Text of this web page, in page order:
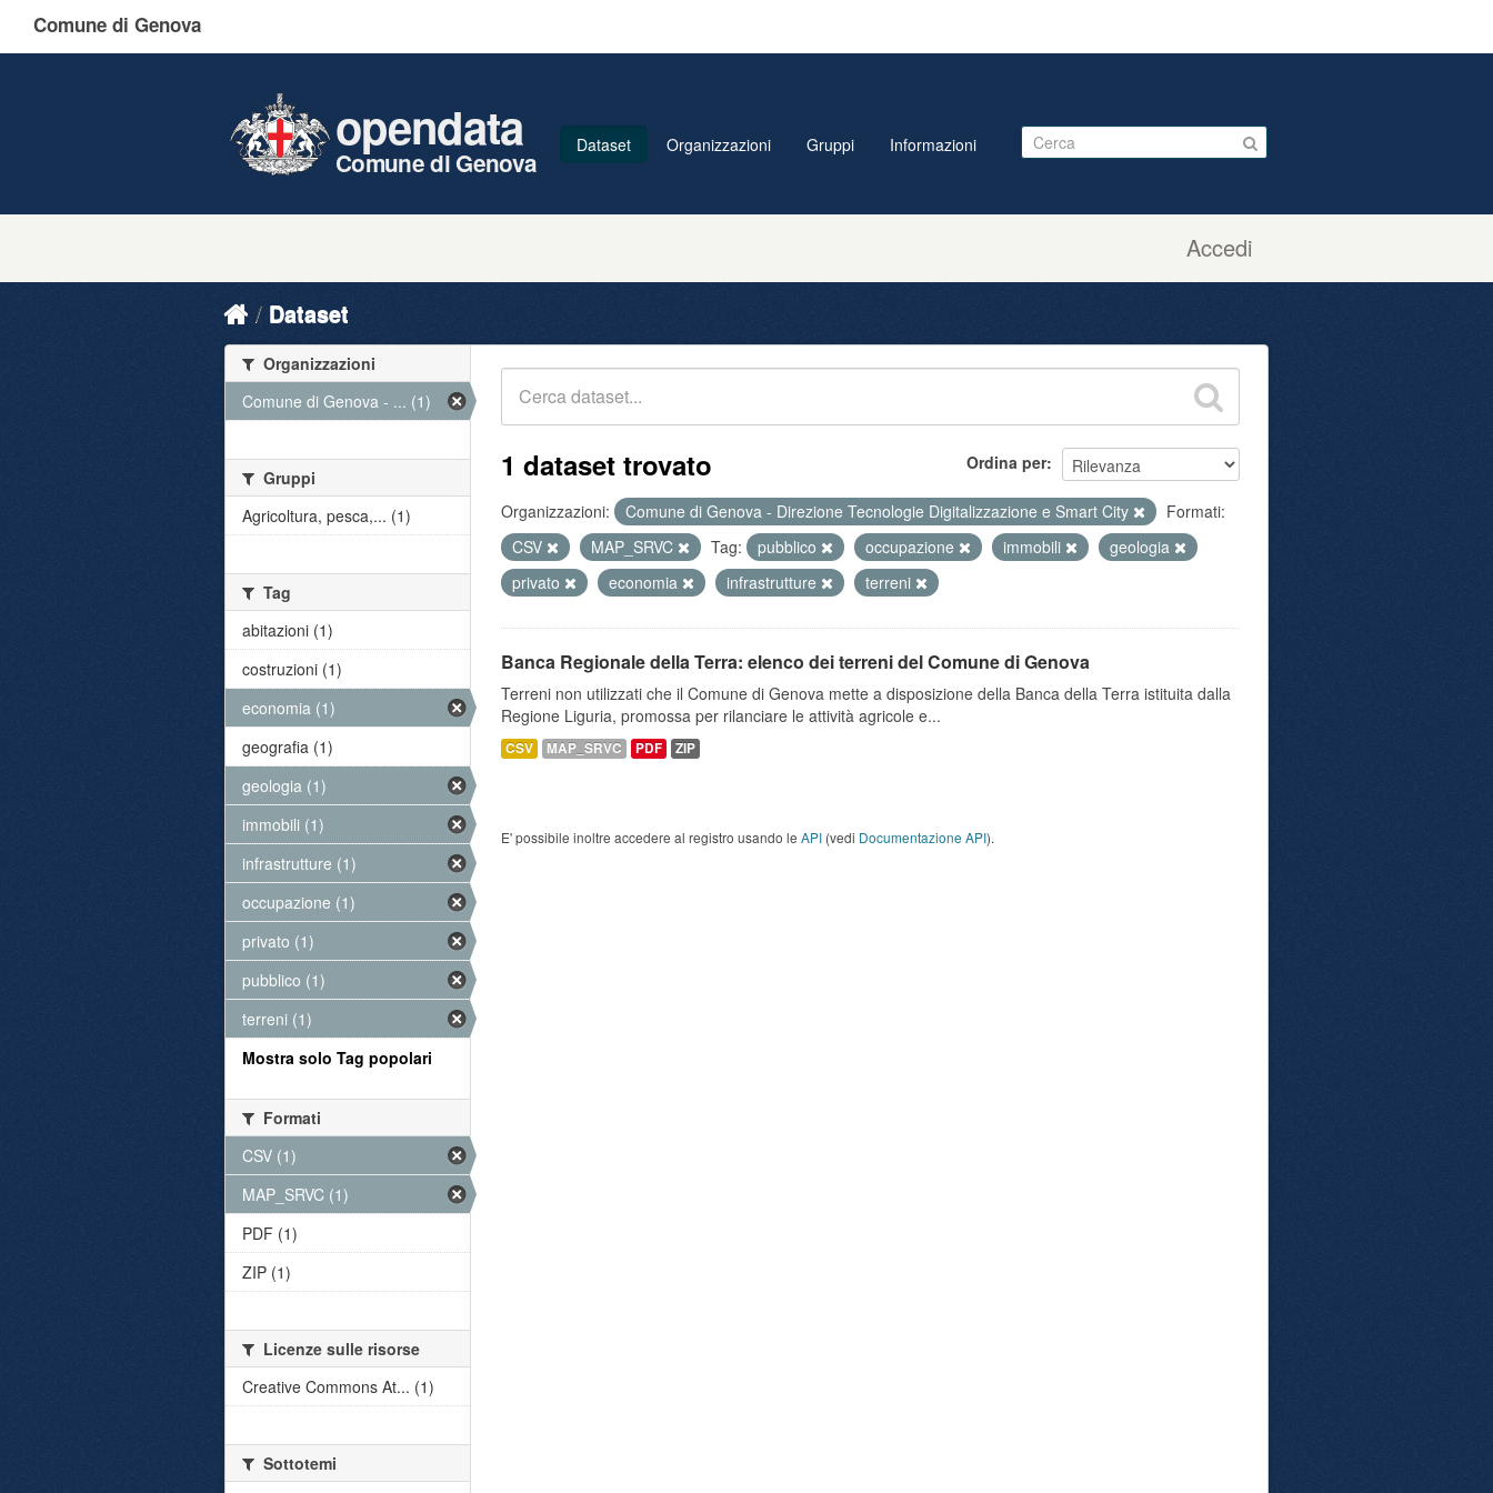
Comune di Genova
Accedi
opendata
Comune di Genova
Dataset Organizzazioni Gruppi Informazioni
Dataset
Ordina per
1 dataset trovato
Organizzazioni: Comune di Genova - Direzione Tecnologie Digitalizzazione e Smart City
Formati:
CSV
MAP_SRVC Tag: pubblico occupazione immobili
geologia
privato
economia infrastrutture terreni
Banca Regionale della Terra: elenco dei terreni del Comune di Genova
Terreni non utilizzati che il Comune di Genova mette a disposizione della Banca della Terra istituita dalla
Regione Liguria, promossa per rilanciare le attività agricole e...
CSV MAP_SRVC PDF ZIP
E' possibile inoltre accedere al registro usando le API (vedi Documentazione API).
Organizzazioni
Comune di Genova - ... (1)
Gruppi
Agricoltura, pesca,... (1)
Tag
abitazioni (1)
costruzioni (1)
economia (1)
geografia (1)
geologia (1)
immobili (1)
infrastrutture (1)
occupazione (1)
privato (1)
pubblico (1)
terreni (1)
Mostra solo Tag popolari
Formati
CSV (1)
MAP_SRVC (1)
PDF (1)
ZIP (1)
Licenze sulle risorse
Creative Commons At... (1)
Sottotemi